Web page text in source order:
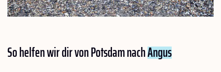
So helfen wir dir von Potsdam nachAngus